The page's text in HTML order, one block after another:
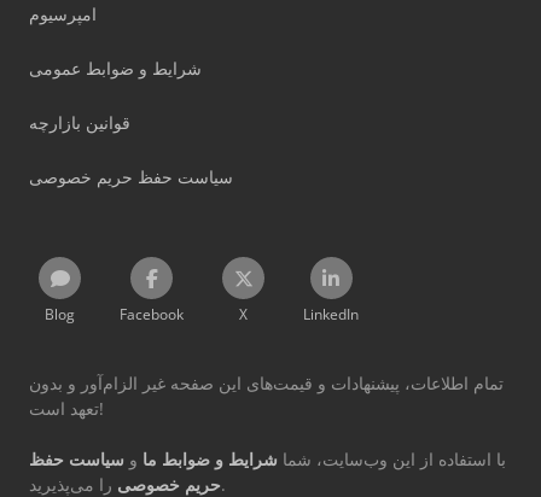
امپرسیوم
شرایط و ضوابط عمومی
قوانین بازارچه
سیاست حفظ حریم خصوصی
Blog Facebook X LinkedIn
تمام اطلاعات، پیشنهادات و قیمت‌های این صفحه غیر الزام‌آور و بدون
تعهد است!
با استفاده از این وب‌سایت، شما شرایط و ضوابط ما و سیاست حفظ
حریم خصوصیرا می‌پذیرید.